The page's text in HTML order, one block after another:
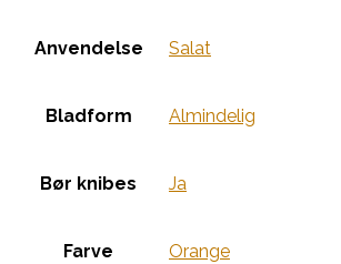
Anvendelse Salat
Bladform Almindelig
Bør knibes Ja
Farve Orange